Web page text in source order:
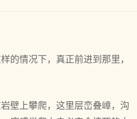
的情况下，真正前进到那里，
壁上攀爬，这里层峦叠嶂，沟